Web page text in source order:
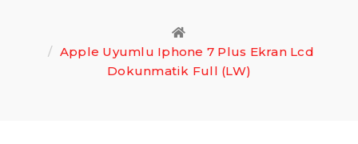
Apple Uyumlu Iphone 7 Plus Ekran Lcd
Dokunmatik Full (LW)